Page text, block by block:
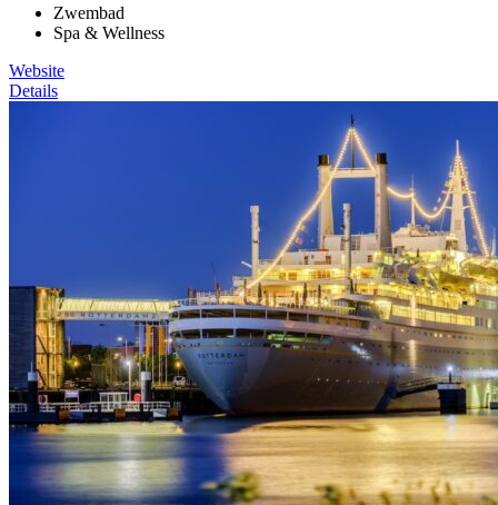
Zwembad
Spa & Wellness
Website
Details